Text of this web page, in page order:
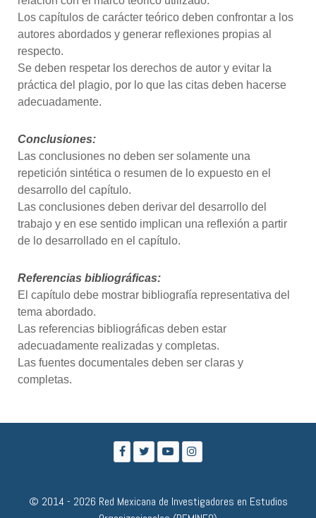
Los capítulos de carácter teórico deben confrontar a los
autores abordados y generar reflexiones propias al
respecto.
Se deben respetar los derechos de autor y evitar la
práctica del plagio, por lo que las citas deben hacerse
adecuadamente.
Conclusiones:
Las conclusiones no deben ser solamente una
repetición sintética o resumen de lo expuesto en el
desarrollo del capítulo.
Las conclusiones deben derivar del desarrollo del
trabajo y en ese sentido implican una reflexión a partir
de lo desarrollado en el capítulo.
Referencias bibliográficas:
El capítulo debe mostrar bibliografía representativa del
tema abordado.
Las referencias bibliográficas deben estar
adecuadamente realizadas y completas.
Las fuentes documentales deben ser claras y
completas.
© 2014 - 2026 Red Mexicana de Investigadores en Estudios